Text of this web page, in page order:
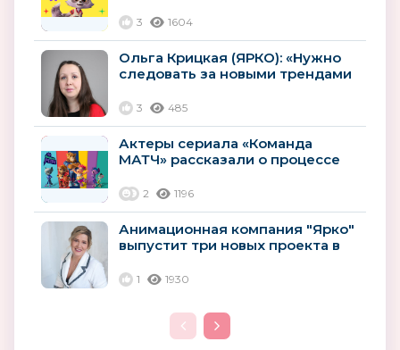
Единой...
3 1604
Ольга Крицкая (ЯРКО): «Нужно
следовать за новыми трендами
3 485
Актеры сериала «Команда
МАТЧ» рассказали о процессе
2 1196
Анимационная компания "Ярко"
выпустит три новых проекта в
1 1930